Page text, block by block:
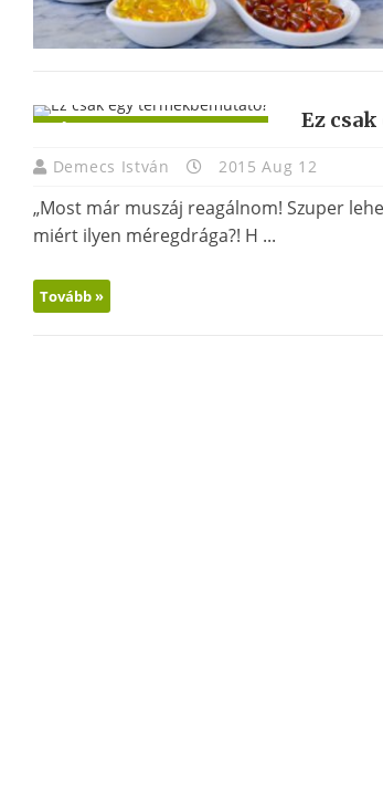
Ez
Demecs István 2015 Aug 12
„Most már muszáj reagálnom! Szuper
miért ilyen méregdrága?! H ...
Tovább »